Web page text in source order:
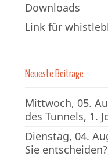
Downloads
Link für
Neueste Beiträge
Mittwoch, 05.
des Tunnels, 1.
Dienstag, 04.
Sie